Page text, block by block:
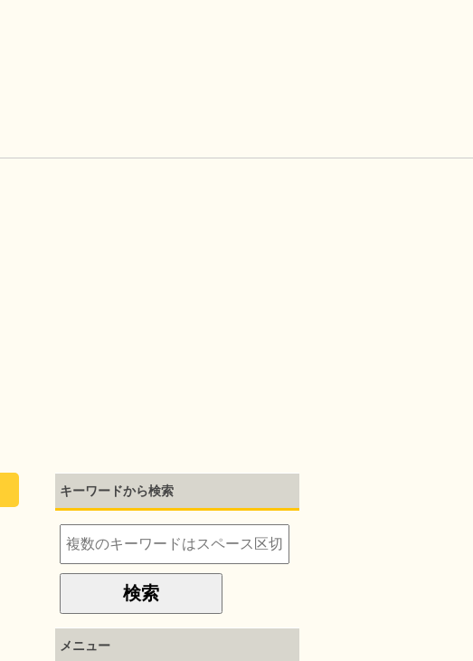
キーワードから検索
メニュー